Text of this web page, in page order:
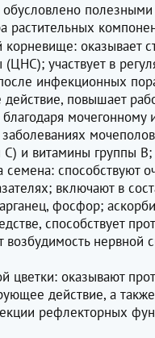
растительных
корневище: оказывает
участвует в
инфекционных
повышает
мочегонному
C) и витамины группы B;
семена:
включают в
фосфор;
способствует
возбудимость
цветки: оказывают
действие, а
рефлекторных